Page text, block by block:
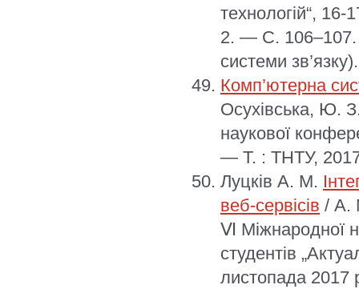
технологій“,
2. — С. 106–107.
системи зв’язку).
Комп’ютерна
Осухівська, Ю.
наукової
— Т. : ТНТУ,
Луцків А. М.
веб-сервісів / А.
Ⅵ Міжнародної
студентів
листопада